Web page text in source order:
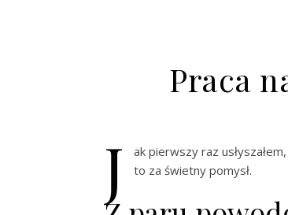
Praca
J
ak pierwszy raz
to za świetny pomysł.